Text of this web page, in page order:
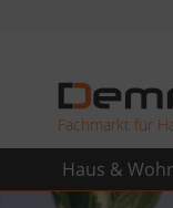
Fachmarkt für
Haus &